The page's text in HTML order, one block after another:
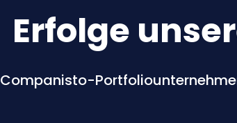
Erfolge
Companisto-